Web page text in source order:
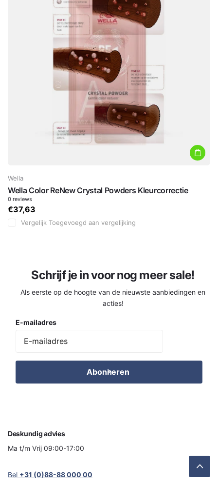
Wella
Wella Color ReNew Crystal Powders Kleurcorrectie
0 reviews
€37,63
Vergelijk Toegevoegd aan vergelijking
Schrijf je in voor nog meer sale!
Als eerste op de hoogte van de nieuwste aanbiedingen en
acties!
E-mailadres
Abonneren
Deskundig advies
Ma t/m Vrij 09:00-17:00
Bel +31 (0)88-88 000 00